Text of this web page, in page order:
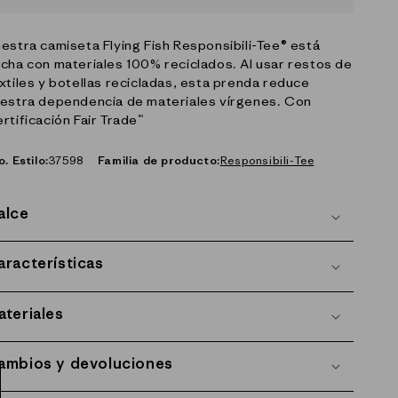
camiseta Flying Fish Responsibili-Tee® está
con materiales 100% reciclados. Al usar restos de
y botellas recicladas, esta prenda reduce
dependencia de materiales vírgenes. Con
Fair Trade™
Estilo:37598 Familia de producto:Responsibili-Tee
y devoluciones